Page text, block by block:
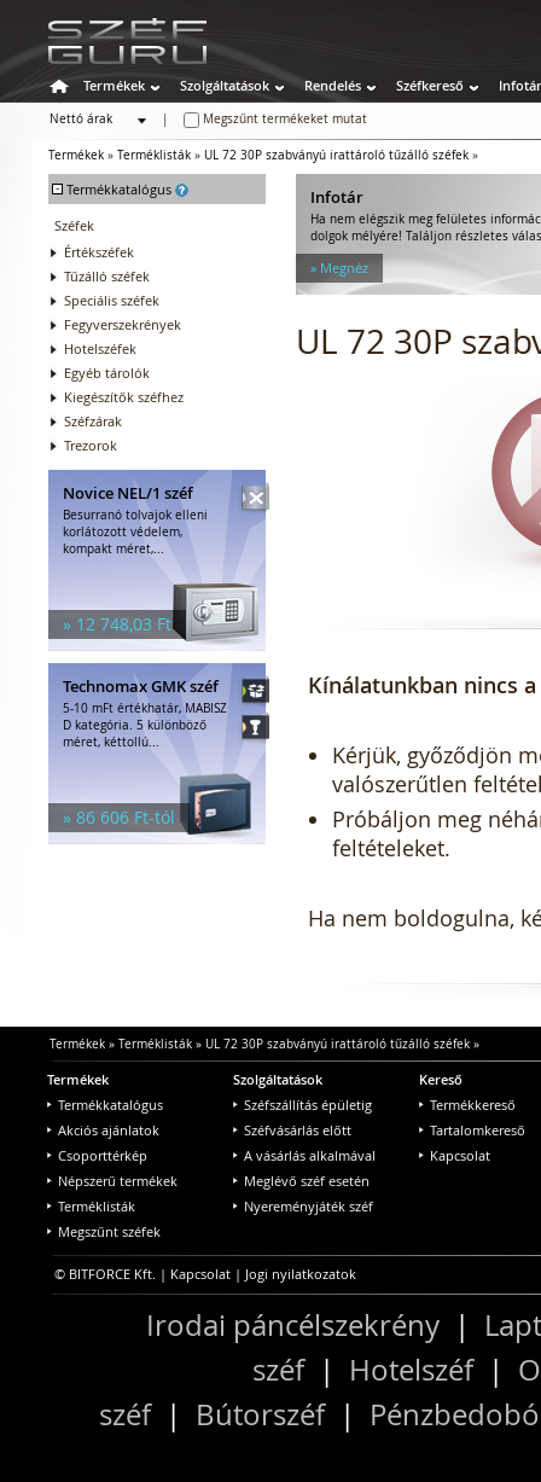
Termékek Szolgáltatások Rendelés Széfkereső Infotár
Nettó árak
Megszűnt termékeket mutat
Termékek » Terméklisták » UL 72 30P szabványú irattároló tűzálló széfek »
- Termékkatalógus
Széfek
Értékszéfek
Tűzálló széfek
Speciális széfek
Fegyverszekrények
Hotelszéfek
Egyéb tárolók
Kiegészítők széfhez
Széfzárak
Trezorok
Novice NEL/1 széf
Besurranó tolvajok elleni
korlátozott védelem,
kompakt méret,...
» 12 748,03 Ft
Technomax GMK széf
5-10 mFt értékhatár, MABISZ
D kategória. 5 különböző
méret, kéttollú...
» 86 606 Ft-tól
Infotár
Ha nem elégszik meg felületes
dolgok mélyére! Találjon részletes
» Megnéz
UL 72 30P
Kínálatunkban nincs
Kérjük, győződjön
valószerűtlen
Próbáljon meg
feltételeket.
Ha nem boldogulna,
Termékek» Terméklisták» UL 72 30P szabványú irattároló tűzálló széfek»
Termékek
Termékkatalógus
Akciós ajánlatok
Csoporttérkép
Népszerű termékek
Terméklisták
Megszűnt széfek
Szolgáltatások
Széfszállítás épületig
Széfvásárlás előtt
A vásárlás alkalmával
Meglévő széf esetén
Nyereményjáték széf
Kereső
Termékkereső
Tartalomkereső
Kapcsolat
© BITFORCE Kft. | Kapcsolat | Jogi nyilatkozatok
Irodai páncélszekrény |
széf| Hotelszéf|
széf| Bútorszéf|